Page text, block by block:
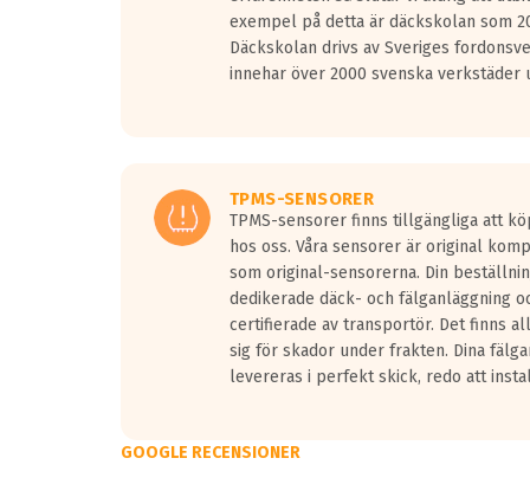
Vid körning i över 50km/h brukar
På däckmärkningen kommer det finnas en
medans de vita vågorna påvisar om det är ett tyst
Ett däck med tre svarta vågor uppnår de
exempel på detta är däckskolan som
Däckskolan drivs av Sveriges
innehar över 2000 svenska verkstäder
TPMS-SENSORER
TPMS-sensorer finns tillgängliga att
hos oss. Våra sensorer är original
som original-sensorerna. Din
dedikerade däck- och fälganläggning
certifierade av transportör. Det finns
sig för skador under frakten. Dina
levereras i perfekt skick, redo att
GOOGLE RECENSIONER